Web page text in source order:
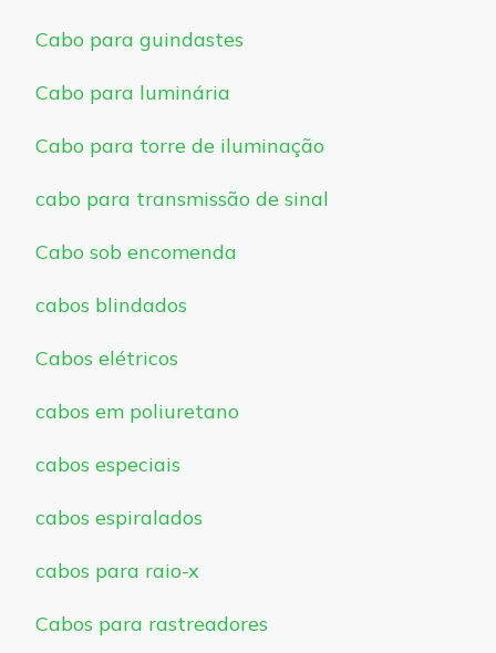
Cabo para guindastes
Cabo para luminária
Cabo para torre de iluminação
cabo para transmissão de sinal
Cabo sob encomenda
cabos blindados
Cabos elétricos
cabos em poliuretano
cabos especiais
cabos espiralados
cabos para raio-x
Cabos para rastreadores